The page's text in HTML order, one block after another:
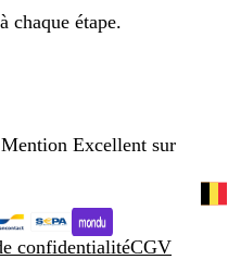
à chaque étape.
Excellent sur
confidentialitéCGV